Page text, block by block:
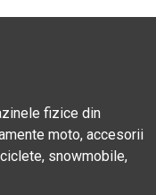
fizice din
moto, accesorii
snowmobile,